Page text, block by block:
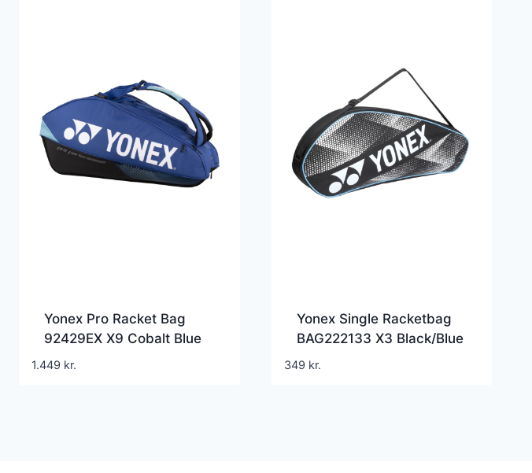
Yonex Pro Racket Bag
92429EX X9 Cobalt Blue
1.449 kr.
Yonex Single Racketbag
BAG222133 X3 Black/Blue
349 kr.